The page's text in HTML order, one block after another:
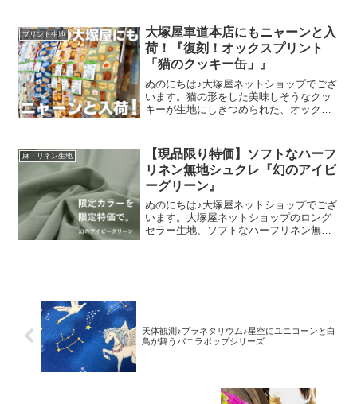
る、２日間限定のイベントです。その内
容は各店ごとに異なります
プリント生地
大塚屋車道本店にもニャーンと入
荷！『復刻！オックスプリント
「猫のクッキー缶」』
ぬのにちは♪大塚屋ネットショップでござ
います。猫の形をした美味しそうなクッ
キーが生地にしきつめられた、オックス
した。ご予約をくださっていましたお客
様への発送が完了し、現
麻・リネン生地
【現品限り特価】ソフトなハーフ
リネン無地シュクレ『幻のアイビ
ーグリーン』
ぬのにちは♪大塚屋ネットショップでござ
います。大塚屋ネットショップのロング
セラー生地、ソフトなハーフリネン無地
天体観測♪プラネタリウム♪星空にユニコーンと白
鳥が舞うバニラポップシリーズ